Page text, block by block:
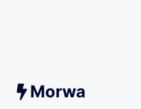
Morwa